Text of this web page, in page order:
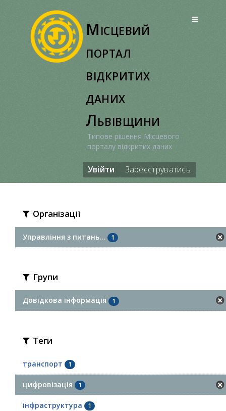
Місцевий
портал
відкритих
даних
Львівщини
Типове рішення Місцевого
порталу відкритих даних
Увійти Зареєструватись
Організації
Управління з питань... 1
Групи
Довідкова інформація 1
Теги
транспорт 1
цифровізація 1
інфраструктура 1